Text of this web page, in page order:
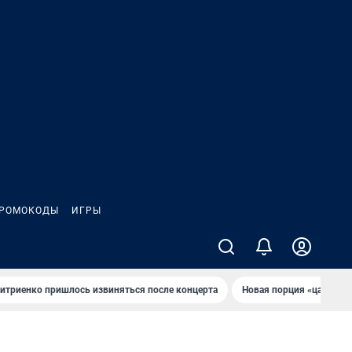
ИГРЫ
пришлось извиняться после концертa Новaя порция «цaрей»